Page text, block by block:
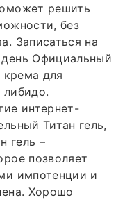
решить
без
Записаться на
Официальный
крема для
интернет-
Титан гель,
гель –
позволяет
импотенции и
Хорошо